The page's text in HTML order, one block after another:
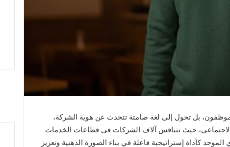
بل تحول إلى لغة صامتة تتحدث عن هوية الشركة،
حيث تتنافس آلاف الشركات في قطاعات الخدمات
الموحد كأداة إستراتيجية فاعلة في بناء الصورة الذهنية وتعزيز